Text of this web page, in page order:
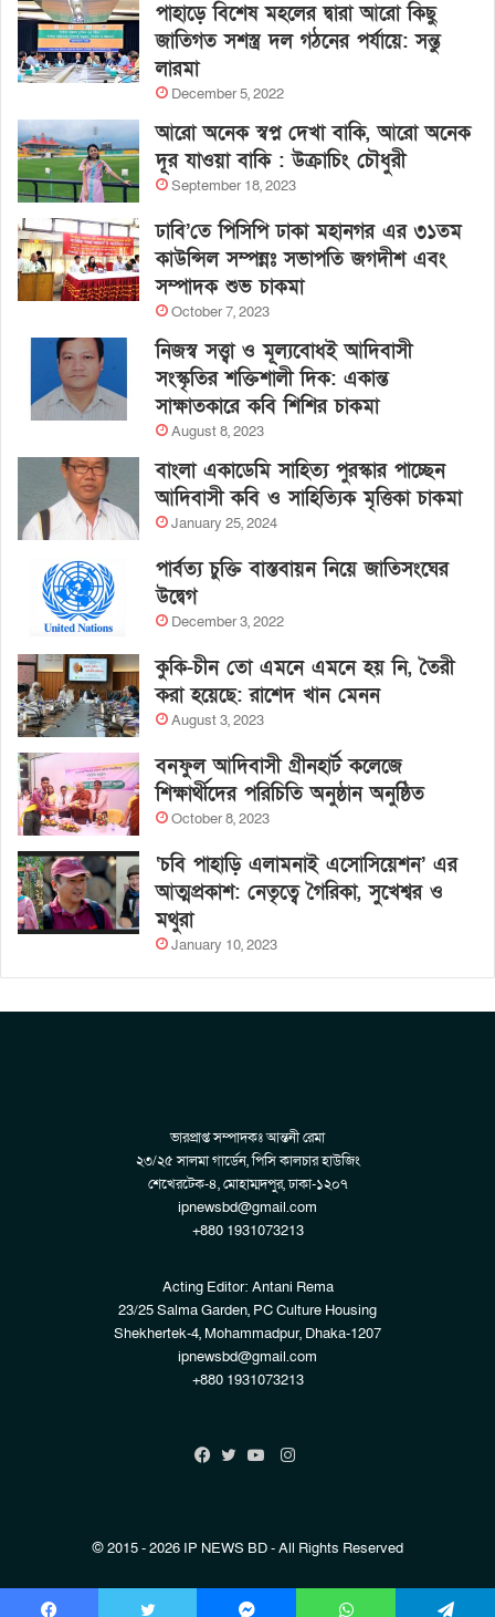
পাহাড়ে বিশেষ মহলের দ্বারা আরো কিছু
জাতিগত সশস্ত্র দল গঠনের পর্যায়ে: সন্তু
লারমা
December 5, 2022
আরো অনেক স্বপ্ন দেখা বাকি, আরো অনেক
দূর যাওয়া বাকি : উক্রাচিং চৌধুরী
September 18, 2023
ঢাবি’তে পিসিপি ঢাকা মহানগর এর ৩১তম
কাউন্সিল সম্পন্নঃ সভাপতি জগদীশ এবং
সম্পাদক শুভ চাকমা
October 7, 2023
নিজস্ব সত্ত্বা ও মূল্যবোধই আদিবাসী
সংস্কৃতির শক্তিশালী দিক: একান্ত
সাক্ষাতকারে কবি শিশির চাকমা
August 8, 2023
বাংলা একাডেমি সাহিত্য পুরস্কার পাচ্ছেন
আদিবাসী কবি ও সাহিত্যিক মৃত্তিকা চাকমা
January 25, 2024
পার্বত্য চুক্তি বাস্তবায়ন নিয়ে জাতিসংঘের
উদ্বেগ
December 3, 2022
কুকি-চীন তো এমনে এমনে হয় নি, তৈরী
করা হয়েছে: রাশেদ খান মেনন
August 3, 2023
বনফুল আদিবাসী গ্রীনহার্ট কলেজে
শিক্ষার্থীদের পরিচিতি অনুষ্ঠান অনুষ্ঠিত
October 8, 2023
‘চবি পাহাড়ি এলামনাই এসোসিয়েশন’ এর
আত্মপ্রকাশ: নেতৃত্বে গৈরিকা, সুখেশ্বর ও
মথুরা
January 10, 2023
ভারপ্রাপ্ত সম্পাদকঃ আন্তনী রেমা
২৩/২৫ সালমা গার্ডেন, পিসি কালচার হাউজিং
শেখেরটেক-৪, মোহাম্মদপুর, ঢাকা-১২০৭
ipnewsbd@gmail.com
+880 1931073213
Acting Editor: Antani Rema
23/25 Salma Garden, PC Culture Housing
Shekhertek-4, Mohammadpur, Dhaka-1207
ipnewsbd@gmail.com
+880 1931073213
Instagram
© 2015 - 2026 IP NEWS BD - All Rights Reserved